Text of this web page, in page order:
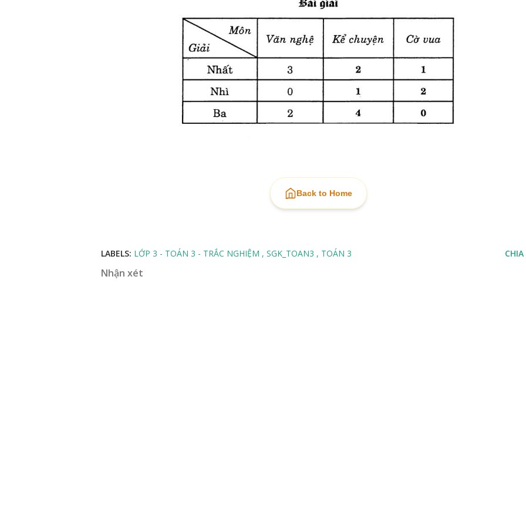
Back to Home
LABELS: LỚP 3 - TOÁN 3 - TRẮC NGHIỆM SGK_TOAN3 TOÁN 3 CHIA
Nhận xét